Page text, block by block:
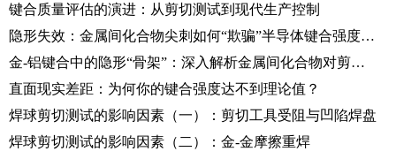
键合质量评估的演进：从剪切测试到现代生产控制
隐形失效：金属间化合物尖刺如何“欺骗”半导体键合强度测试
金-铝键合中的隐形“骨架”：深入解析金属间化合物对剪切性能的影响
直面现实差距：为何你的键合强度达不到理论值？
焊球剪切测试的影响因素（一）：剪切工具受阻与凹陷焊盘
焊球剪切测试的影响因素（二）：金-金摩擦重焊